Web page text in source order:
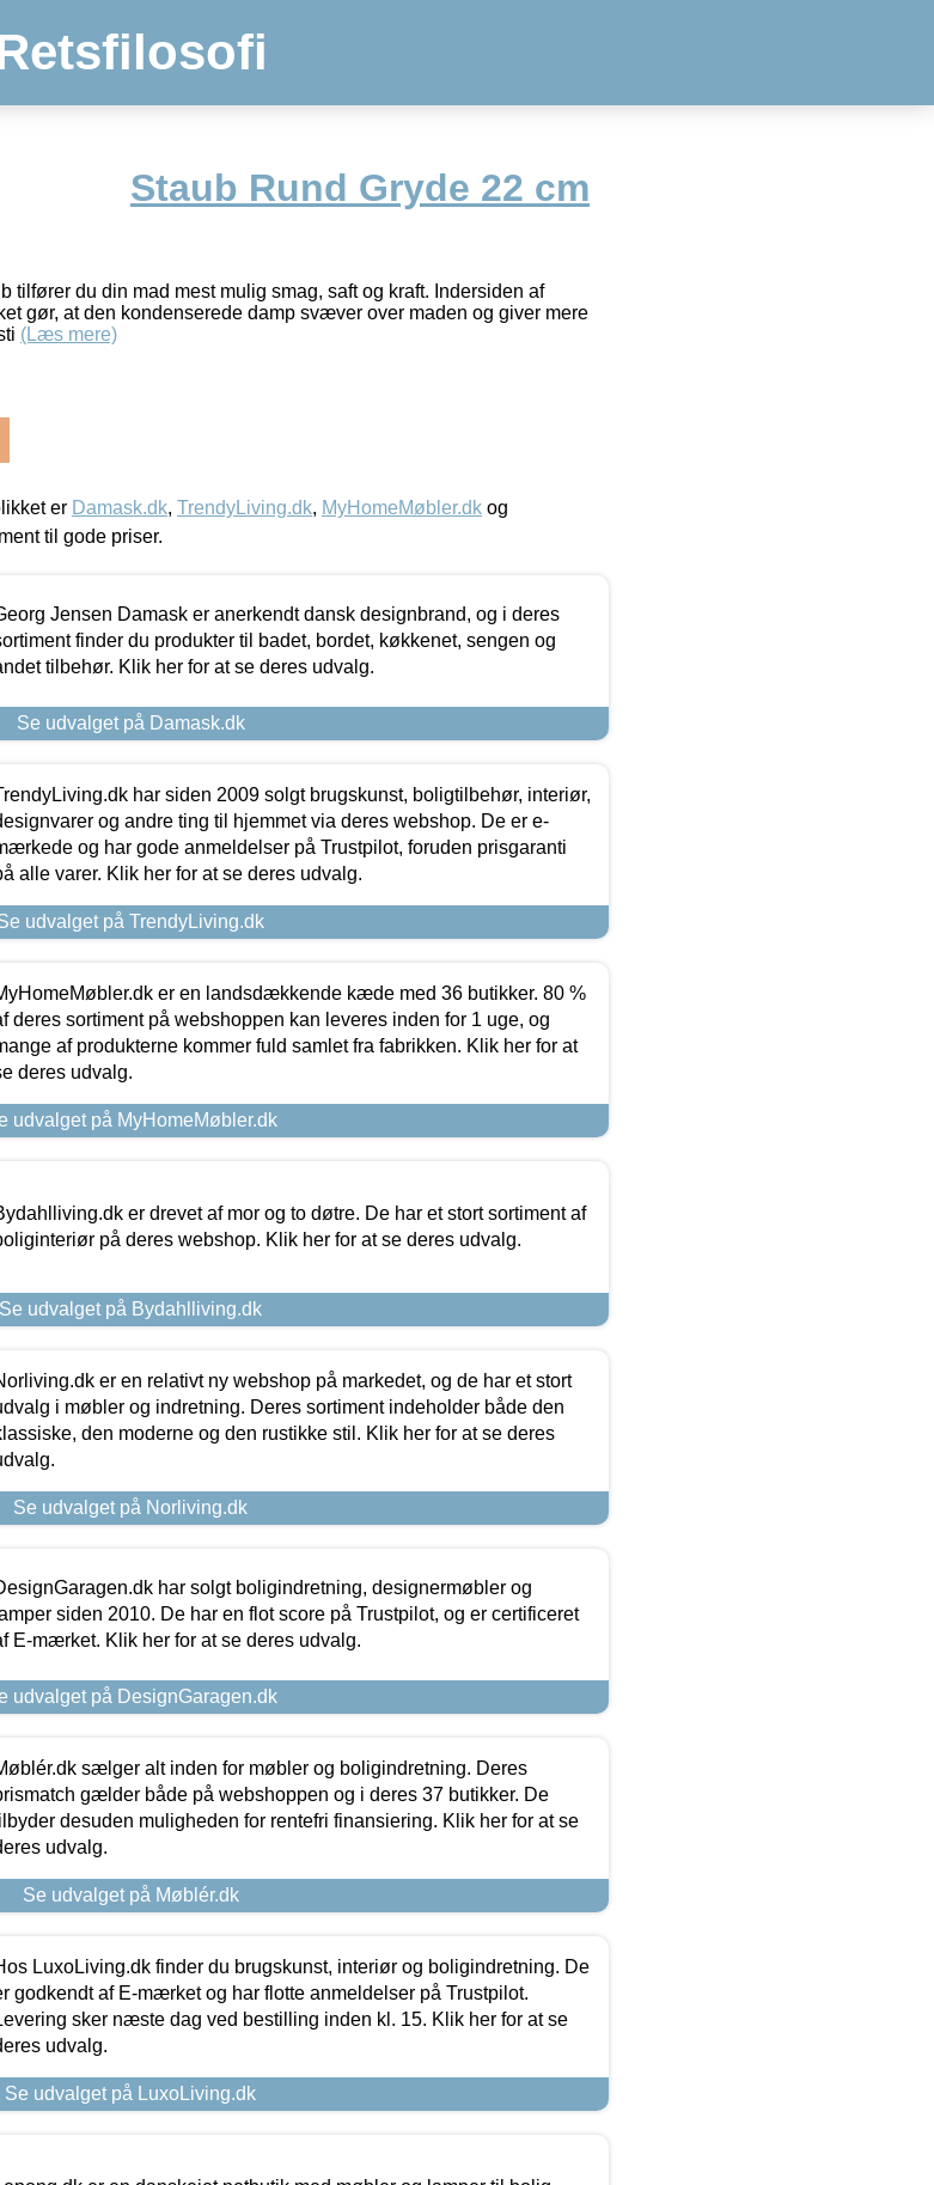
Staub Rund Gryde 22 cm
tilfører du din mad mest mulig smag, saft og kraft. Indersiden af
gør, at den kondenserede damp svæver over maden og giver mere
(Læs mere)
er Damask.dk, TrendyLiving.dk, MyHomeMøbler.dk og
til gode priser.
Jensen Damask er anerkendt dansk designbrand, og i deres
finder du produkter til badet, bordet, køkkenet, sengen og
tilbehør. Klik her for at se deres udvalg.
Se udvalget på Damask.dk
har siden 2009 solgt brugskunst, boligtilbehør, interiør,
og andre ting til hjemmet via deres webshop. De er e-
og har gode anmeldelser på Trustpilot, foruden prisgaranti
alle varer. Klik her for at se deres udvalg.
udvalget på TrendyLiving.dk
er en landsdækkende kæde med 36 butikker. 80 %
deres sortiment på webshoppen kan leveres inden for 1 uge, og
af produkterne kommer fuld samlet fra fabrikken. Klik her for at
deres udvalg.
udvalget på MyHomeMøbler.dk
er drevet af mor og to døtre. De har et stort sortiment af
på deres webshop. Klik her for at se deres udvalg.
Se udvalget på Bydahlliving.dk
er en relativt ny webshop på markedet, og de har et stort
i møbler og indretning. Deres sortiment indeholder både den
den moderne og den rustikke stil. Klik her for at se deres
Se udvalget på Norliving.dk
har solgt boligindretning, designermøbler og
siden 2010. De har en flot score på Trustpilot, og er certificeret
E-mærket. Klik her for at se deres udvalg.
udvalget på DesignGaragen.dk
sælger alt inden for møbler og boligindretning. Deres
gælder både på webshoppen og i deres 37 butikker. De
desuden muligheden for rentefri finansiering. Klik her for at se
udvalg.
Se udvalget på Møblér.dk
LuxoLiving.dk finder du brugskunst, interiør og boligindretning. De
godkendt af E-mærket og har flotte anmeldelser på Trustpilot.
sker næste dag ved bestilling inden kl. 15. Klik her for at se
udvalg.
Se udvalget på LuxoLiving.dk